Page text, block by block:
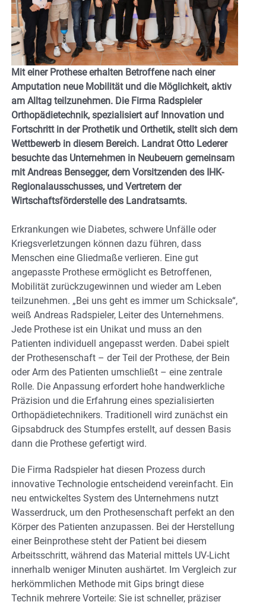
Mit einer Prothese erhalten Betroffene nach einer
Amputation neue Mobilität und die Möglichkeit, aktiv
am Alltag teilzunehmen. Die Firma Radspieler
Orthopädietechnik, spezialisiert auf Innovation und
Fortschritt in der Prothetik und Orthetik, stellt sich dem
Wettbewerb in diesem Bereich. Landrat Otto Lederer
besuchte das Unternehmen in Neubeuern gemeinsam
mit Andreas Bensegger, dem Vorsitzenden des IHK-
Regionalausschusses, und Vertretern der
Wirtschaftsförderstelle des Landratsamts.
Erkrankungen wie Diabetes, schwere Unfälle oder
Kriegsverletzungen können dazu führen, dass
Menschen eine Gliedmaße verlieren. Eine gut
angepasste Prothese ermöglicht es Betroffenen,
Mobilität zurückzugewinnen und wieder am Leben
teilzunehmen. „Bei uns geht es immer um Schicksale“,
weiß Andreas Radspieler, Leiter des Unternehmens.
Jede Prothese ist ein Unikat und muss an den
Patienten individuell angepasst werden. Dabei spielt
der Prothesenschaft – der Teil der Prothese, der Bein
oder Arm des Patienten umschließt – eine zentrale
Rolle. Die Anpassung erfordert hohe handwerkliche
Präzision und die Erfahrung eines spezialisierten
Orthopädietechnikers. Traditionell wird zunächst ein
Gipsabdruck des Stumpfes erstellt, auf dessen Basis
dann die Prothese gefertigt wird.
Die Firma Radspieler hat diesen Prozess durch
innovative Technologie entscheidend vereinfacht. Ein
neu entwickeltes System des Unternehmens nutzt
Wasserdruck, um den Prothesenschaft perfekt an den
Körper des Patienten anzupassen. Bei der Herstellung
einer Beinprothese steht der Patient bei diesem
Arbeitsschritt, während das Material mittels UV-Licht
innerhalb weniger Minuten aushärtet. Im Vergleich zur
herkömmlichen Methode mit Gips bringt diese
Technik mehrere Vorteile: Sie ist schneller, präziser